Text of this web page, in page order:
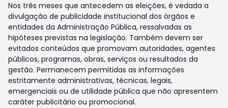
Nos três meses que antecedem as eleições, é vedada a
divulgação de publicidade institucional dos órgãos e
entidades da Administração Pública, ressalvadas as
hipóteses previstas na legislação. Também devem ser
evitados conteúdos que promovam autoridades, agentes
públicos, programas, obras, serviços ou resultados da
gestão. Permanecem permitidas as informações
estritamente administrativas, técnicas, legais,
emergenciais ou de utilidade pública que não apresentem
caráter publicitário ou promocional.